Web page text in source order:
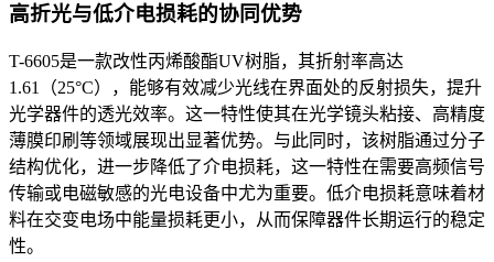
高折光与低介电损耗的协同优势
T-6605是一款改性丙烯酸酯UV树脂，其折射率高达
1.61（25°C），能够有效减少光线在界面处的反射损失，提升
光学器件的透光效率。这一特性使其在光学镜头粘接、高精度
薄膜印刷等领域展现出显著优势。与此同时，该树脂通过分子
结构优化，进一步降低了介电损耗，这一特性在需要高频信号
传输或电磁敏感的光电设备中尤为重要。低介电损耗意味着材
料在交变电场中能量损耗更小，从而保障器件长期运行的稳定
性。